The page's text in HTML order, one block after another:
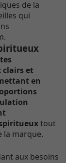
de la
qui
clairs et
en
tout
la marque.
aux besoins